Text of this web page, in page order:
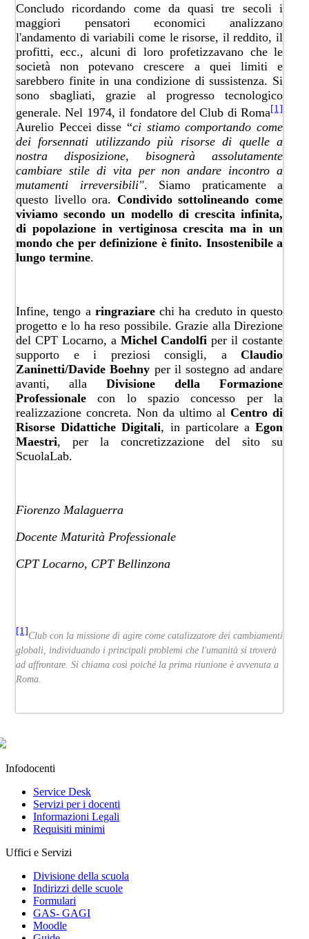
Concludo ricordando come da quasi tre secoli i
maggiori pensatori economici analizzano
l'andamento di variabili come le risorse, il reddito, il
profitti​, ecc., alcuni di loro profetizzavano che le
società non potevano crescere a quei limiti e
sarebbero finite in una condizione di sussistenza. Si
sono sbagliati, grazie al progresso tecnologico
generale. Nel 1974, il fondatore del Club di Roma[1]
Aurelio Peccei disse “ci stiamo comportando come
dei forsennati utilizzando più risorse di quelle a
nostra disposizione, bisognerà assolutamente
cambiare stile di vita per non andare incontro a
mutamenti irreversibili". Siamo praticamente a
questo livello ora. Condivido sottolineando come
viviamo secondo un modello di crescita infinita,
di popolazione in vertiginosa crescita ma in un
mondo che per definizione è finito. Insostenibile a
lungo termine.
Infine, tengo a rin​graziarechi ha creduto in questo
progetto e lo ha reso possibile. Grazie alla Direzione
del CPT Locarno, a Michel Candolfi per​ il costante
supporto e i preziosi consigli, a Claudio
Zaninetti/Davide Boehny per il sostegno ad andare
avanti, alla Divisione della Formazione
Professionale con lo spazio concesso per la
realizzazione concreta. Non da ultimo al Centro di
Risorse Didattiche Digitali, in particolare aEgon
Mae​stri, per la concretizzazione del sito su
ScuolaLab.​
Fiorenzo Malaguerra
Docente Maturità Professionale
CPT Locarno, CPT Bellinzona
[1]​Club con la missione di agire come catalizzatore dei cambiamenti
globali, individuando i principali problemi che l'umanità si troverà
ad affrontare. Si chiama così poiché la prima riunione è avvenuta a
Roma.
Infodocenti
Service Desk
Servizi per i docenti
Informazioni Legali
Requisiti minimi
Uffici e Servizi
Divisione della scuola
Indirizzi delle scuole
Formulari
GAS- GAGI
Moodle